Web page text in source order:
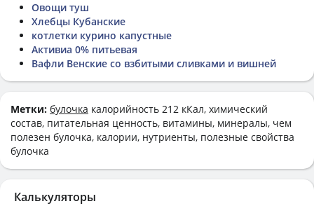
Овощи туш
Хлебцы Кубанские
котлетки курино капустные
Активиа 0% питьевая
Вафли Венские со взбитыми сливками и вишней
Метки: булочка калорийность 212 кКал, химический
состав, питательная ценность, витамины, минералы, чем
полезен булочка, калории, нутриенты, полезные свойства
булочка
Калькуляторы